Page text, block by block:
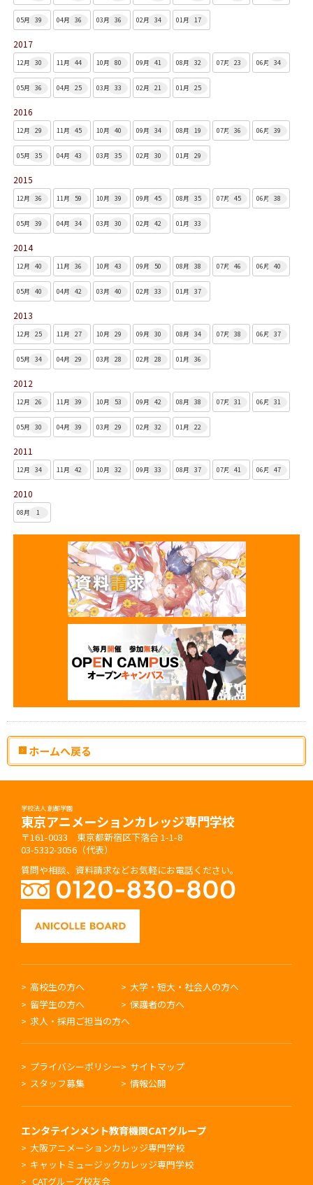
05月 39 04月 36 03月 36 02月 34 01月 17
2017
12月 30 11月 44 10月 80 09月 41 08月 32 07月 23 06月 34
05月 36 04月 25 03月 33 02月 21 01月 25
2016
12月 29 11月 45 10月 40 09月 34 08月 19 07月 36 06月 39
05月 35 04月 43 03月 35 02月 30 01月 29
2015
12月 36 11月 59 10月 39 09月 45 08月 35 07月 45 06月 38
05月 39 04月 34 03月 30 02月 42 01月 33
2014
12月 40 11月 36 10月 43 09月 50 08月 38 07月 46 06月 40
05月 40 04月 42 03月 40 02月 33 01月 37
2013
12月 25 11月 27 10月 29 09月 30 08月 34 07月 38 06月 37
05月 34 04月 29 03月 28 02月 28 01月 36
2012
12月 26 11月 39 10月 53 09月 42 08月 38 07月 31 06月 31
05月 30 04月 39 03月 29 02月 32 01月 22
2011
12月 34 11月 42 10月 32 09月 33 08月 37 07月 41 06月 47
2010
08月 1
ホームへ戻る
学校法人 創都学園
東京アニメーションカレッジ専門学校
〒161-0033 東京都新宿区下落合 1-1-8
03-5332-3056（代表）
質問や相談、資料請求などお気軽にお電話ください。
高校生の方へ
大学・短大・社会人の方へ
留学生の方へ
保護者の方へ
求人・採用ご担当の方へ
プライバシーポリシー
サイトマップ
スタッフ募集
情報公開
エンタテインメント教育機関CATグループ
大阪アニメーションカレッジ専門学校
キャットミュージックカレッジ専門学校
CATグループ校友会